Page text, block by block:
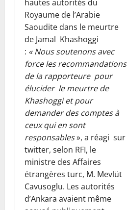
hautes autorités du
Royaume de l’Arabie
Saoudite dans le meurtre
de Jamal Khashoggi
: « Nous soutenons avec
force les recommandations
de la rapporteure pour
élucider le meurtre de
Khashoggi et pour
demander des comptes à
ceux qui en sont
responsables», a réagi sur
twitter, selon RFI, le
ministre des Affaires
étrangères turc, M. Mevlüt
Cavusoglu. Les autorités
d’Ankara avaient même